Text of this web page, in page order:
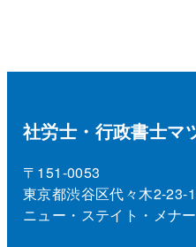
社労士・行政書士マ
〒151-0053
東京都渋谷区代々木2-23-1
ニュー・ステイト・メナ